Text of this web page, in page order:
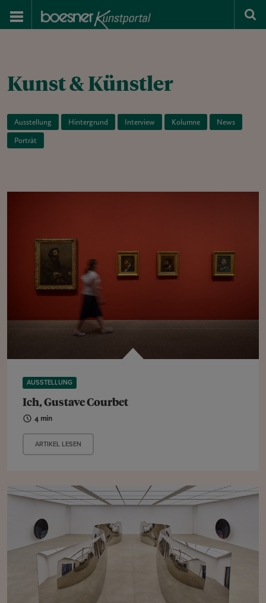
Kunst & Künstler
Ausstellung Hintergrund Interview Kolumne News
Porträt
AUSSTELLUNG
Ich, Gustave Courbet
4 min
ARTIKEL LESEN